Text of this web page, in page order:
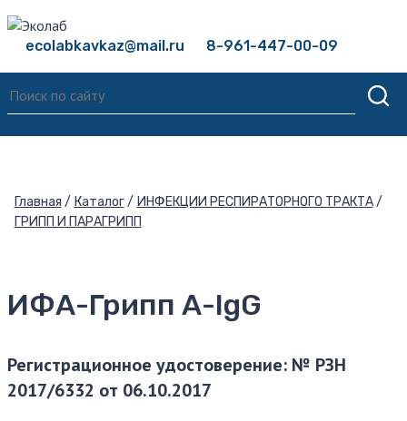
ecolabkavkaz@mail.ru 8-961-447-00-09
Главная Каталог
ИНФЕКЦИИ РЕСПИРАТОРНОГО ТРАКТА
ГРИПП И ПАРАГРИПП
ИФА-Грипп А-IgG
Регистрационное удостоверение: № РЗН
2017/6332 от 06.10.2017